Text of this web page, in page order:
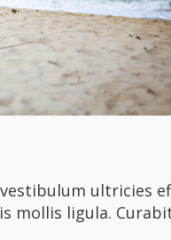
ultricies
mollis ligula.